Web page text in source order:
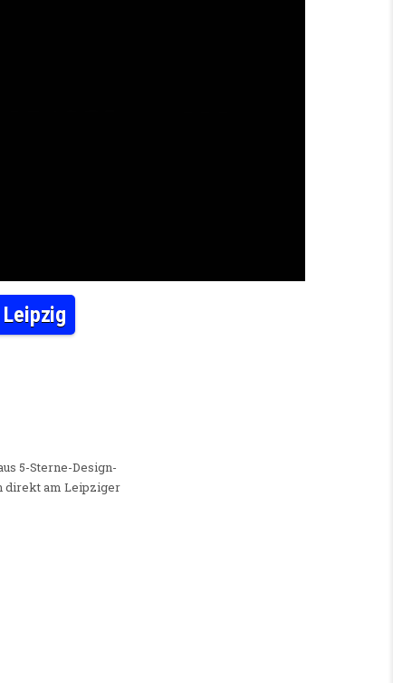
(M/W/D) IN LEIPZIG
5-Sterne-Design-
direkt am Leipziger